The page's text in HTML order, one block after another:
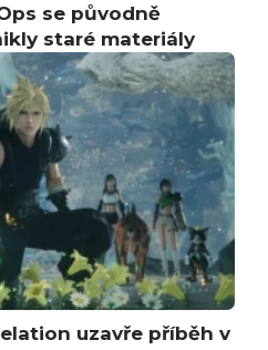
se původně
staré materiály
uzavře příběh v